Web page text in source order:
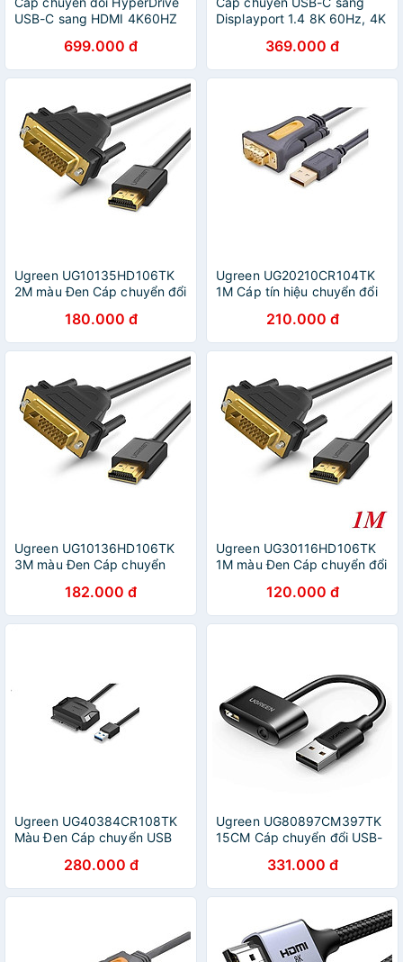
USB-C sang HDMI 4K60HZ
bỉ, hàng chính hãng
699.000 đ
Displayport 1.4 8K 60Hz, 4K
25158 - Hàng chính hãng
369.000 đ
Ugreen UG10135HD106TK
2M màu Đen Cáp chuyển đổi
đồng - HÀNG CHÍNH HÃNG
180.000 đ
Ugreen UG20210CR104TK
1M Cáp tín hiệu chuyển đổi
cao cấp - HÀNG CHÍNH
HÃNG
210.000 đ
Ugreen UG10136HD106TK
3M màu Đen Cáp chuyển
thuần đồng - HÀNG CHÍNH
HÃNG
182.000 đ
Ugreen UG30116HD106TK
1M màu Đen Cáp chuyển đổi
đồng - HÀNG CHÍNH HÃNG
120.000 đ
Ugreen UG40384CR108TK
Màu Đen Cáp chuyển USB
có cổng nguồn phụ - HÀNG
CHÍNH HÃNG
280.000 đ
Ugreen UG80897CM397TK
15CM Cáp chuyển đổi USB-
3.5mm audio Màu Đen -
HÀNG CHÍNH HÃNG
331.000 đ